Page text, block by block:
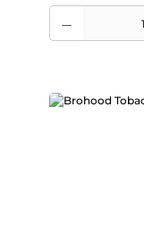
Produkt Anzahl: